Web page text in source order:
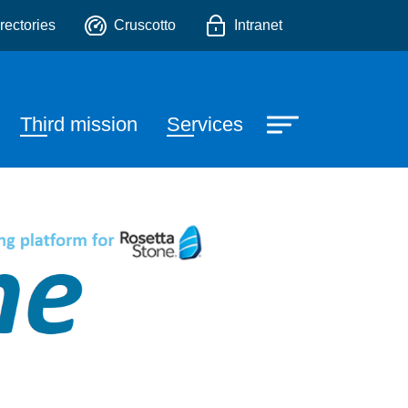
Cruscotto Intranet
Third mission Services